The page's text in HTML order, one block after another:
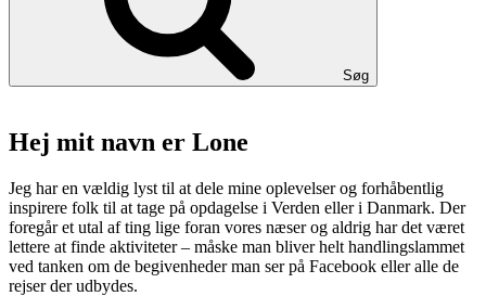
Søg
Hej mit navn er Lone
Jeg har en vældig lyst til at dele mine oplevelser og forhåbentlig
inspirere folk til at tage på opdagelse i Verden eller i Danmark. Der
foregår et utal af ting lige foran vores næser og aldrig har det været
lettere at finde aktiviteter – måske man bliver helt handlingslammet
ved tanken om de begivenheder man ser på Facebook eller alle de
rejser der udbydes.